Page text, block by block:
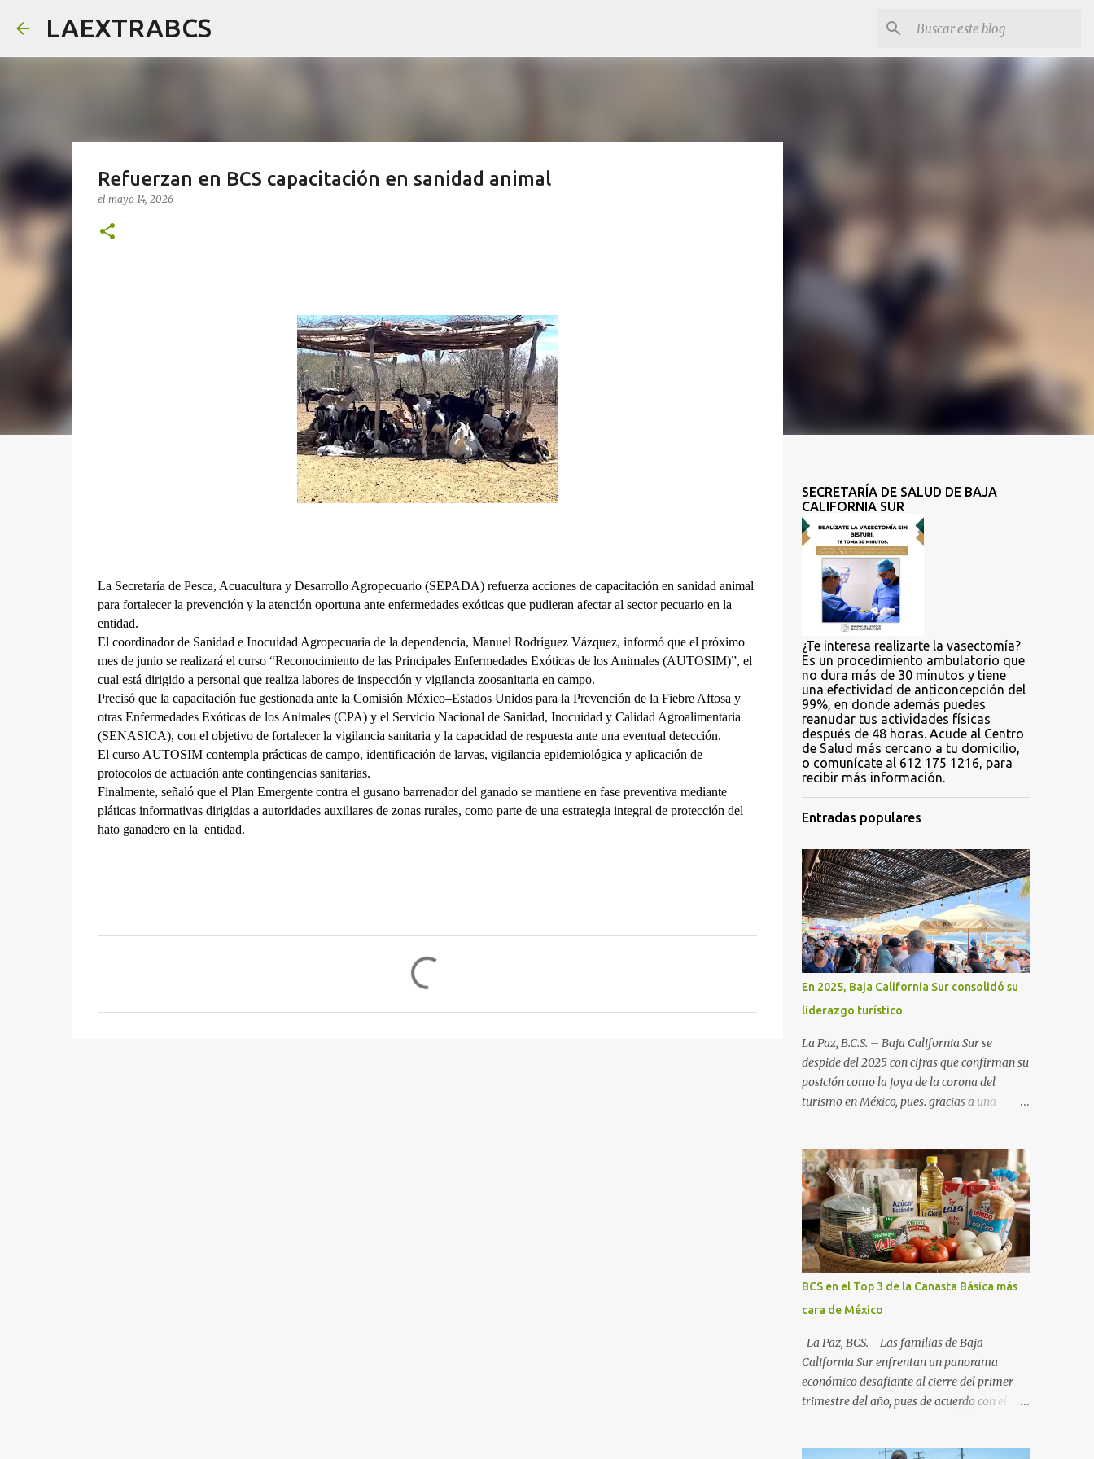
LAEXTRABCS
Refuerzan en BCS capacitación en sanidad animal
el mayo 14, 2026
La Secretaría de Pesca, Acuacultura y Desarrollo Agropecuario (SEPADA) refuerza acciones de capacitación en sanidad animal
para fortalecer la prevención y la atención oportuna ante enfermedades exóticas que pudieran afectar al sector pecuario en la
entidad.
El coordinador de Sanidad e Inocuidad Agropecuaria de la dependencia, Manuel Rodríguez Vázquez, informó que el próximo
mes de junio se realizará el curso “Reconocimiento de las Principales Enfermedades Exóticas de los Animales (AUTOSIM)”, el
cual está dirigido a personal que realiza labores de inspección y vigilancia zoosanitaria en campo.
Precisó que la capacitación fue gestionada ante la Comisión México–Estados Unidos para la Prevención de la Fiebre Aftosa y
otras Enfermedades Exóticas de los Animales (CPA) y el Servicio Nacional de Sanidad, Inocuidad y Calidad Agroalimentaria
(SENASICA), con el objetivo de fortalecer la vigilancia sanitaria y la capacidad de respuesta ante una eventual detección.
El curso AUTOSIM contempla prácticas de campo, identificación de larvas, vigilancia epidemiológica y aplicación de
protocolos de actuación ante contingencias sanitarias.
Finalmente, señaló que el Plan Emergente contra el gusano barrenador del ganado se mantiene en fase preventiva mediante
pláticas informativas dirigidas a autoridades auxiliares de zonas rurales, como parte de una estrategia integral de protección del
hato ganadero en la  entidad.
SECRETARÍA DE SALUD DE BAJA
CALIFORNIA SUR
¿Te interesa realizarte la vasectomía?
Es un procedimiento ambulatorio que
no dura más de 30 minutos y tiene
una efectividad de anticoncepción del
99%, en donde además puedes
reanudar tus actividades físicas
después de 48 horas. Acude al Centro
de Salud más cercano a tu domicilio,
o comunícate al 612 175 1216, para
recibir más información.
Entradas populares
En 2025, Baja California Sur consolidó su
liderazgo turístico
La Paz, B.C.S. – Baja California Sur se
despide del 2025 con cifras que confirman su
posición como la joya de la corona del
turismo en México, pues. gracias a una
fideicomisos de promoción, la entidad
proyecta un cierre de año marcado por una
ocupación hotelera robusta, una
conectividad aérea en ascenso y una
derrama económica sin precedentes. Las
proyecciones para este periodo vacacional
son optimistas, con un promedio estatal que
supera el 70% . Sin embargo, la sorpresa del
año la ha dado el norte del estado. Comondú
encabeza las expectativas con un
impresionante 89% de ocupación,
impulsado por el interés creciente en el
turismo de naturaleza. Le siguen destinos
Nuevo). La Paz: 66%. Loreto: 58%. Mulegé:
BCS en el Top 3 de la Canasta Básica más
cara de México
La Paz, BCS. - Las familias de Baja
California Sur enfrentan un panorama
económico desafiante al cierre del primer
trimestre del año, pues de acuerdo con el